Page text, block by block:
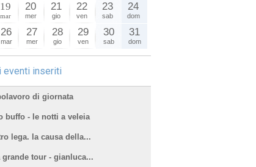
19
mar
20
mer
21
gio
22
ven
23
sab
24
dom
26
mar
27
mer
28
gio
29
ven
30
sab
31
dom
eventi inseriti
di giornata
buffo - le notti a veleia
lega. la causa della...
grande tour - gianluca...